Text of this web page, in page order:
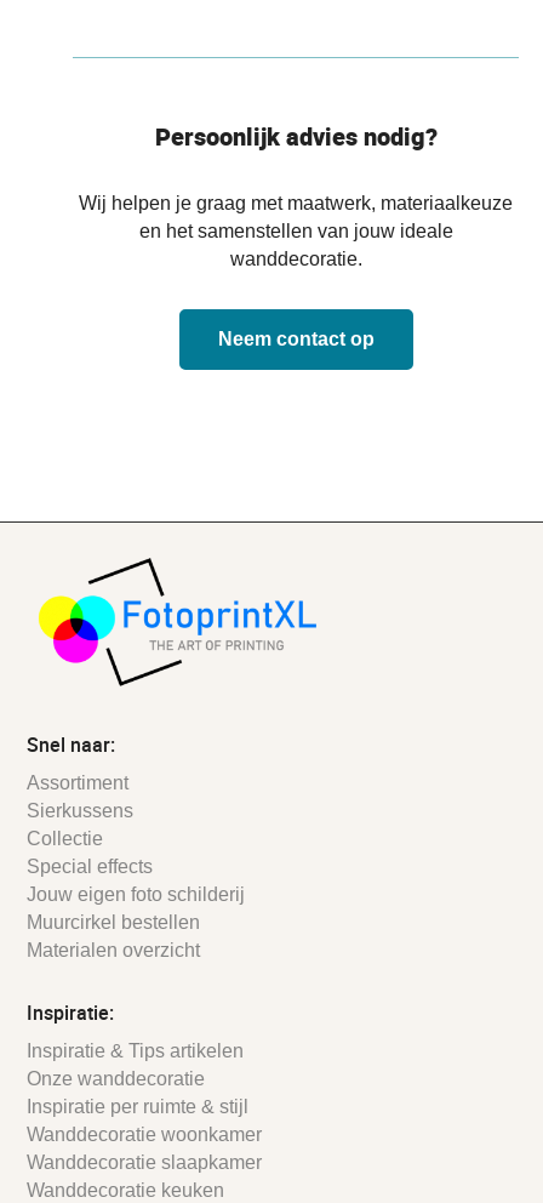
Persoonlijk advies nodig?
Wij helpen je graag met maatwerk, materiaalkeuze
en het samenstellen van jouw ideale
wanddecoratie.
Neem contact op
Snel naar:
Assortiment
Sierkussens
Collectie
Special effects
Jouw eigen foto schilderij
Muurcirkel bestellen
Materialen overzicht
Inspiratie:
Inspiratie & Tips artikelen
Onze wanddecoratie
Inspiratie per ruimte & stijl
Wanddecoratie woonkamer
Wanddecoratie slaapkamer
Wanddecoratie keuken